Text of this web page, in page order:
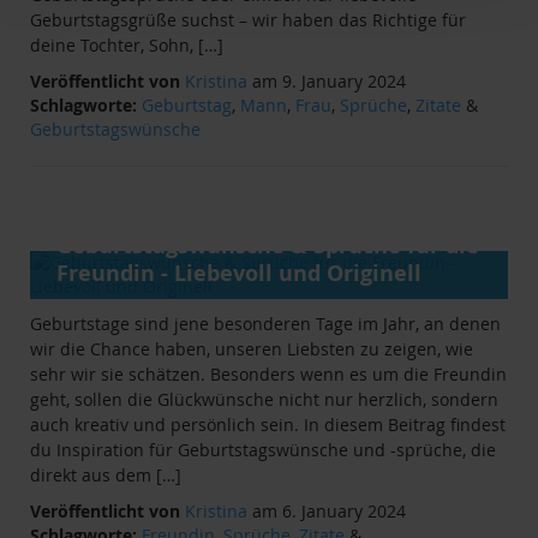
Geburtstagsgrüße suchst – wir haben das Richtige für
deine Tochter, Sohn, […]
Veröffentlicht von Kristina am 9. January 2024
Schlagworte: Geburtstag, Mann, Frau, Sprüche, Zitate &
Geburtstagswünsche
Geburtstagswünsche & Sprüche für die
Freundin - Liebevoll und Originell
Geburtstage sind jene besonderen Tage im Jahr, an denen
wir die Chance haben, unseren Liebsten zu zeigen, wie
sehr wir sie schätzen. Besonders wenn es um die Freundin
geht, sollen die Glückwünsche nicht nur herzlich, sondern
auch kreativ und persönlich sein. In diesem Beitrag findest
du Inspiration für Geburtstagswünsche und -sprüche, die
direkt aus dem […]
Veröffentlicht von Kristina am 6. January 2024